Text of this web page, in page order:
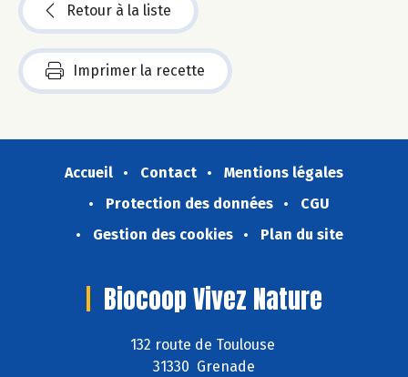
Retour à la liste
Imprimer la recette
Accueil Contact
Mentions légales
Protection des données
CGU
Gestion des cookies
Plan du site
Biocoop Vivez Nature
132 route de Toulouse
31330 Grenade